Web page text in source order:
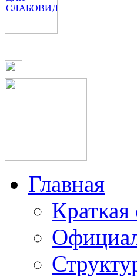
Главная
Краткая